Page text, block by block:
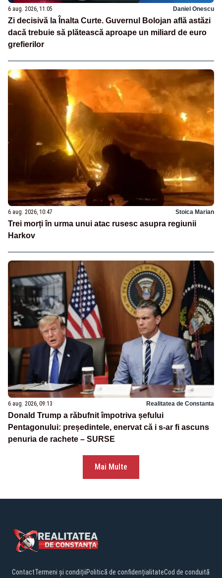
6 aug. 2026, 11:05 Daniel Onescu
Zi decisivă la Înalta Curte. Guvernul Bolojan află astăzi
dacă trebuie să plătească aproape un miliard de euro
grefierilor
6 aug. 2026, 10:47 Stoica Marian
Trei morți în urma unui atac rusesc asupra regiunii
Harkov
6 aug. 2026, 09:13 Realitatea de Constanta
Donald Trump a răbufnit împotriva șefului
Pentagonului: președintele, enervat că i s-ar fi ascuns
penuria de rachete – SURSE
Mai Multe
ContactTermeni și condițiiPolitică de confidențialitateCod de conduită